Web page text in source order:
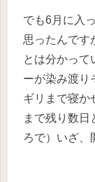
でも6月に入
思ったんです
とは分かって
ーが染み渡り
ギリまで寝
まで残り数日
ろで）いざ、